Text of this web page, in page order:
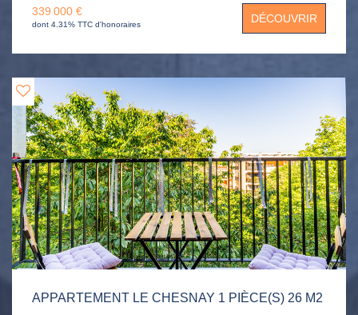
placards, une salle de douche. Une cave et un parking
extérieur complètent ce bien.
339 000 €
dont 4.31% TTC d'honoraires DÉCOUVRIR
APPARTEMENT LE CHESNAY 1 PIÈCE(S) 26 M2